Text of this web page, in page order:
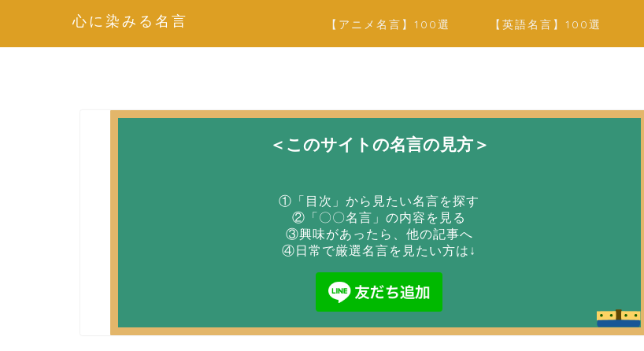
心に染みる名言 【アニメ名言】100選 【英語名言】100選
＜このサイトの名言の見方＞
①「目次」から見たい名言を探す
②「〇〇名言」の内容を見る
③興味があったら、他の記事へ
④日常で厳選名言を見たい方は↓